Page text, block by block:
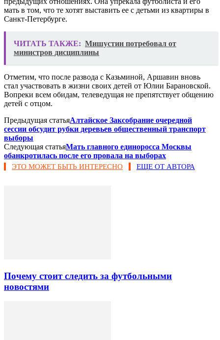
мать в том, что те хотят выставить ее с детьми из квартиры в
Санкт-Петербурге.
ЧИТАТЬ ТАКЖЕ: Мишустин потребовал от
министров дисциплины
Отметим, что после развода с Казьминой, Аршавин вновь
стал участвовать в жизни своих детей от Юлии Барановской.
Вопреки всем обидам, телеведущая не препятствует общению
детей с отцом.
Предыдущая статьяАлтайское Заксобрание очередной
сессии обсудит рубки деревьев общественный транспорт
выборы
Следующая статьяМать главного единоросса Москвы
обанкротилась после его провала на выборах
ЭТО МОЖЕТ БЫТЬ ИНТЕРЕСНО ЕЩЕ ОТ АВТОРА
Почему стоит следить за футбольными
новостями